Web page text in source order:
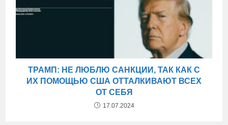
ТРАМП: НЕ ЛЮБЛЮ САНКЦИИ, ТАК КАК С
ИХ ПОМОЩЬЮ США ОТТАЛКИВАЮТ ВСЕХ
ОТ СЕБЯ
17.07.2024